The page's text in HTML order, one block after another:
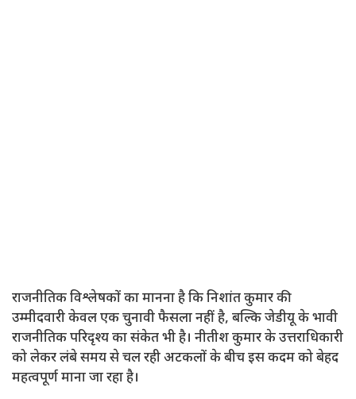
राजनीतिक विश्लेषकों का मानना ​​है कि निशांत कुमार की
उम्मीदवारी केवल एक चुनावी फैसला नहीं है, बल्कि जेडीयू के भावी
राजनीतिक परिदृश्य का संकेत भी है। नीतीश कुमार के उत्तराधिकारी
को लेकर लंबे समय से चल रही अटकलों के बीच इस कदम को बेहद
महत्वपूर्ण माना जा रहा है।